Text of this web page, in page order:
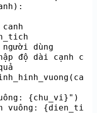
canh
dùng
độ dài cạnh
{chu_vi}")
vuông: